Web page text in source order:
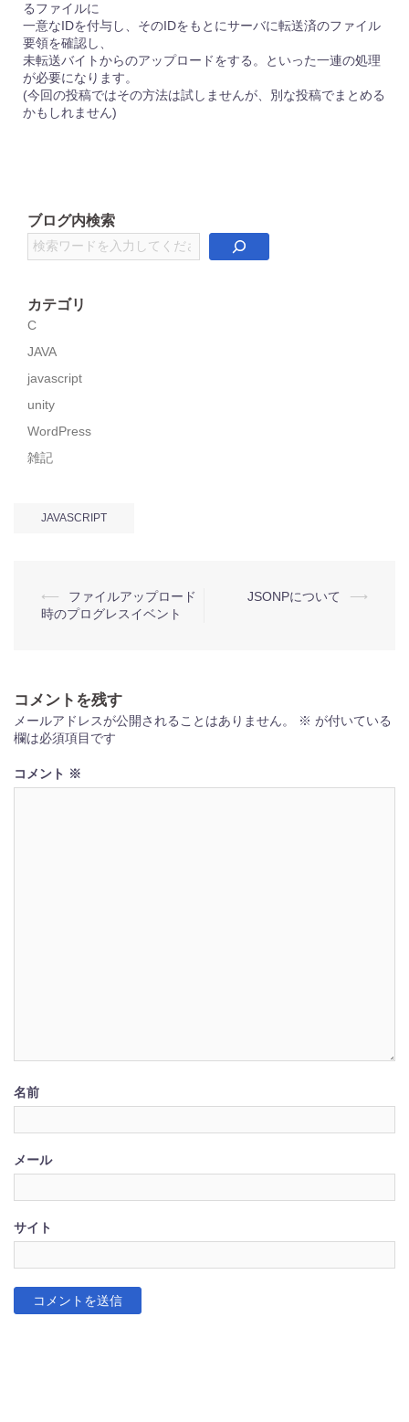
るファイルに
一意なIDを付与し、そのIDをもとにサーバに転送済のファイル
要領を確認し、
未転送バイトからのアップロードをする。といった一連の処理
が必要になります。
(今回の投稿ではその方法は試しませんが、別な投稿でまとめる
かもしれません)
ブログ内検索
検
索
カテゴリ
C
JAVA
javascript
unity
WordPress
雑記
JAVASCRIPT
投
稿
ゲ
ー
シ
ョ
⟵
ファイルアップロード
時のプログレスイベント
JSONPについて ⟶
コメントを残す
メールアドレスが公開されることはありません。 ※ が付いている
欄は必須項目です
コメント ※
名前
メール
サイト